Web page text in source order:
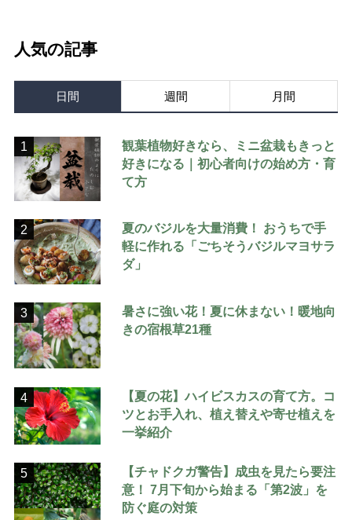
人気の記事
日間 週間 月間
1
観葉植物好きなら、ミニ盆栽もきっと
好きになる｜初心者向けの始め方・育
て方
2
夏のバジルを大量消費！ おうちで手
軽に作れる「ごちそうバジルマヨサラ
ダ」
3
暑さに強い花！夏に休まない！暖地向
きの宿根草21種
4
【夏の花】ハイビスカスの育て方。コ
ツとお手入れ、植え替えや寄せ植えを
一挙紹介
5
【チャドクガ警告】成虫を見たら要注
意！ 7月下旬から始まる「第2波」を
防ぐ庭の対策